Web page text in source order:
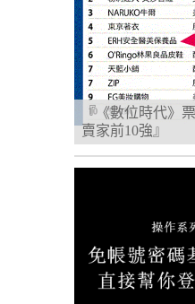
『《數位時代》
賣家前10強』